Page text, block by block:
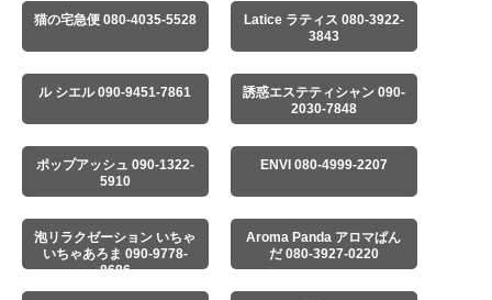
猫の宅急便 080-4035-5528
Latice ラティス 080-3922-
3843
ル シエル 090-9451-7861
誘惑エステティシャン 090-
2030-7848
ポップアッシュ 090-1322-
5910
ENVI 080-4999-2207
泡リラクゼーション いちゃ
いちゃあろま 090-9778-
8686
Aroma Panda アロマぱん
だ 080-3927-0220